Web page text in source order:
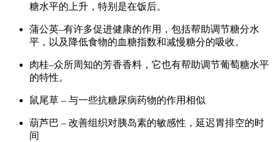
糖水平的上升，特别是在饭后。
蒲公英–有许多促进健康的作用，包括帮助调节糖分水
平，以及降低食物的血糖指数和减慢糖分的吸收。
肉桂–众所周知的芳香香料，它也有帮助调节葡萄糖水平
的特性。
鼠尾草 – 与一些抗糖尿病药物的作用相似
葫芦巴 – 改善组织对胰岛素的敏感性，延迟胃排空的时
间